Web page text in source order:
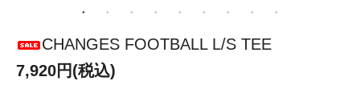
CHANGES FOOTBALL L/S TEE
7,920円(税込)